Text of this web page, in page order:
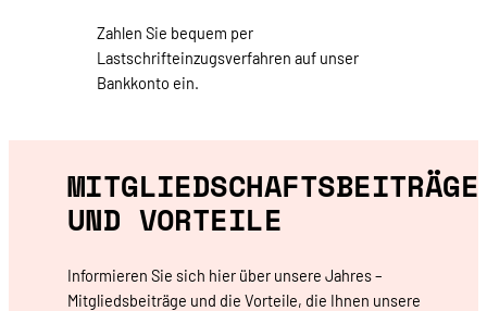
Zahlen Sie bequem per
Lastschrifteinzugsverfahren auf unser
Bankkonto ein.
MITGLIEDSCHAFTSBEITRÄGE
UND VORTEILE
Informieren Sie sich hier über unsere Jahres –
Mitgliedsbeiträge und die Vorteile, die Ihnen unsere